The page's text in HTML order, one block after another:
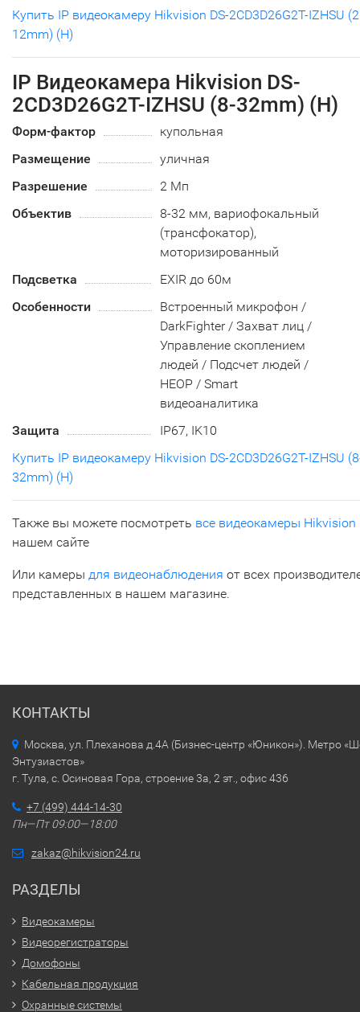
Купить IP видеокамеру Hikvision DS-2CD3D26G2T-IZHSU
12mm) (H)
IP Видеокамера Hikvision DS-
2CD3D26G2T-IZHSU (8-32mm) (H)
Форм-фактор
купольная
Размещение
уличная
Разрешение
2 Мп
Объектив
8-32 мм, вариофокальный
(трансфокатор),
моторизированный
Подсветка
EXIR до 60м
Особенности
Встроенный микрофон /
DarkFighter / Захват лиц /
Управление скоплением
людей / Подсчет людей /
HEOP / Smart
видеоаналитика
Защита
IP67, IK10
Купить IP видеокамеру Hikvision DS-2CD3D26G2T-IZHSU
32mm) (H)
Также вы можете посмотреть все видеокамеры Hikvision
нашем сайте
Или камеры для видеонаблюдения от всех
представленных в нашем магазине.
КОНТАКТЫ
Москва, ул. Плеханова д.4А (Бизнес-центр «Юникон»). Метро
Энтузиастов»
г. Тула, с. Осиновая Гора, строение 3а, 2 эт., офис 436
+7 (499) 444-14-30
Пн—Пт 09:00—18:00
zakaz@hikvision24.ru
РАЗДЕЛЫ
Видеокамеры
Видеорегистраторы
Домофоны
Кабельная продукция
Охранные системы